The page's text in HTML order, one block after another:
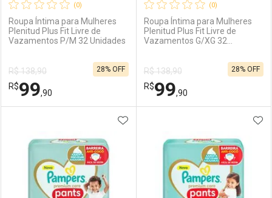
(0)
Roupa Íntima para Mulheres
Plenitud Plus Fit Livre de
Vazamentos P/M 32 Unidades
R$ 138,90
R$99,90
28% OFF
Laboratório
Por Menos
(0)
Roupa Íntima para Mulheres
Plenitud Plus Fit Livre de
Vazamentos G/XG 32
R$ 138,90
R$99,90
28% OFF
Laboratório
Por Menos
ADICIONAR AOS FAVORITOS